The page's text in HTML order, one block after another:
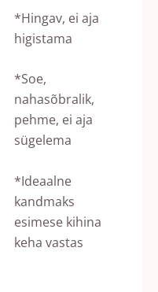
*Hingav, ei aja
higistama
*Soe,
nahasõbralik,
pehme, ei aja
sügelema
*Ideaalne
kandmaks
esimese kihina
keha vastas